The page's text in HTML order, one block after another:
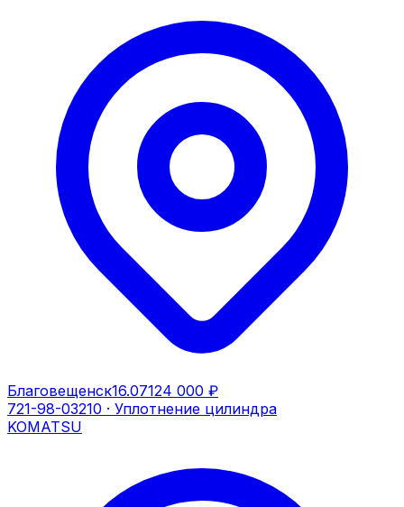
Благовещенск16.07124 000 ₽
721-98-03210 · Уплотнение цилиндра
KOMATSU